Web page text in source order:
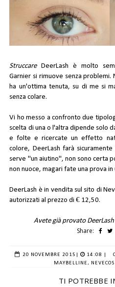
StruccareDeerLash è molto
Garnier si rimuove senza problemi.
ha un'ottima tenuta, su di me si
senza colare.
Vi ho messo a confronto due
scelta di una o l'altra dipende solo
e folte e ricercate un effetto
colore, DeerLash farà
serve "un aiutino", non sono certa
non nuoce, magari fate una prova in
DeerLash è in vendita sul sito di
autorizzati al prezzo di € 12,50.
Avete già provato
Share:
20 NOVEMBRE 2015 14:08 |
MAYBELLINE,
TI POTREBBE